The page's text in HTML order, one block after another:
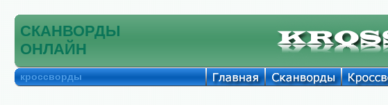
СКАНВОРДЫ
ОНЛАЙН
кроссворды